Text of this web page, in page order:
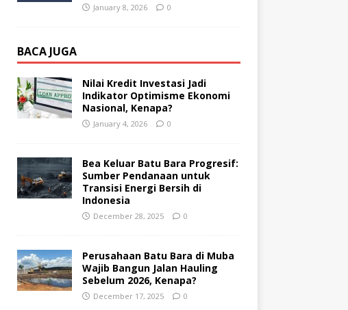
January 8, 2026 0
BACA JUGA
Nilai Kredit Investasi Jadi
Indikator Optimisme Ekonomi
Nasional, Kenapa?
January 4, 2026 0
Bea Keluar Batu Bara Progresif:
Sumber Pendanaan untuk
Transisi Energi Bersih di
Indonesia
December 28, 2025 0
Perusahaan Batu Bara di Muba
Wajib Bangun Jalan Hauling
Sebelum 2026, Kenapa?
December 17, 2025 0